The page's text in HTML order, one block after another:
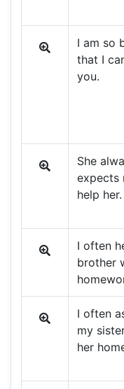
I am so
that I
you.
She
expects
help her.
I often
brother
I often
my
her